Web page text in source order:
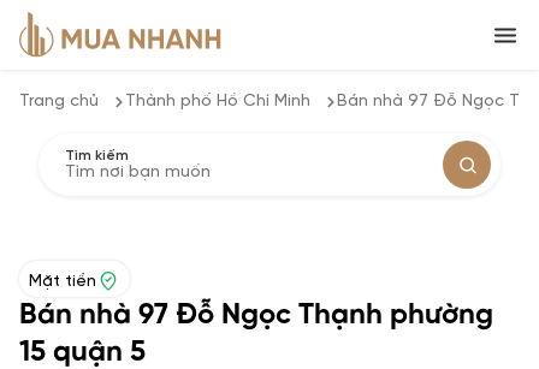
Trang chủ Thành phố Hồ Chí Minh Bán nhà 97 Đỗ Ngọc
Tìm kiếm
Mặt tiền
Bán nhà 97 Đỗ Ngọc Thạnh phường
15 quận 5